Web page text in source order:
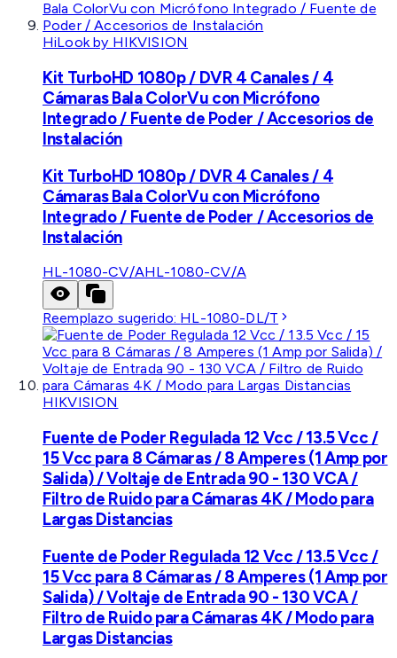
HiLook by HIKVISION
Kit TurboHD 1080p / DVR 4 Canales / 4
Cámaras Bala ColorVu con Micrófono
Integrado / Fuente de Poder / Accesorios de
Instalación
Kit TurboHD 1080p / DVR 4 Canales / 4
Cámaras Bala ColorVu con Micrófono
Integrado / Fuente de Poder / Accesorios de
Instalación
HL-1080-CV/AHL-1080-CV/A
Reemplazo sugerido: HL-1080-DL/T
HIKVISION
Fuente de Poder Regulada 12 Vcc / 13.5 Vcc /
15 Vcc para 8 Cámaras / 8 Amperes (1 Amp por
Salida) / Voltaje de Entrada 90 - 130 VCA /
Filtro de Ruido para Cámaras 4K / Modo para
Largas Distancias
Fuente de Poder Regulada 12 Vcc / 13.5 Vcc /
15 Vcc para 8 Cámaras / 8 Amperes (1 Amp por
Salida) / Voltaje de Entrada 90 - 130 VCA /
Filtro de Ruido para Cámaras 4K / Modo para
Largas Distancias